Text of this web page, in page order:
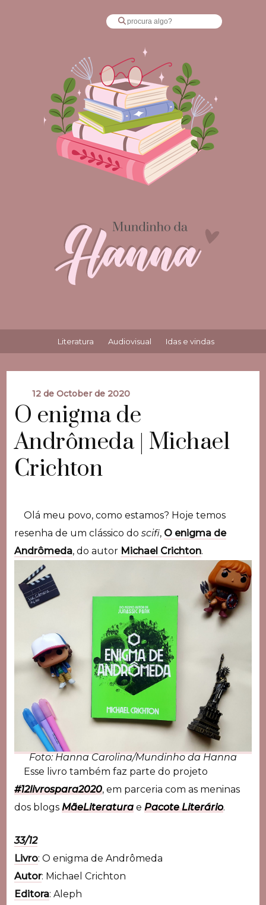
Literatura Audiovisual Idas e vindas
12 de October de 2020
O enigma de
Andrômeda | Michael
Crichton
Olá meu povo, como estamos? Hoje temos
resenha de um clássico do scifi, O enigma de
Andrômeda, do autor Michael Crichton.
Foto: Hanna Carolina/Mundinho da Hanna
Esse livro também faz parte do projeto
#12livrospara2020, em parceria com as meninas
dos blogs MãeLiteraturae Pacote Literário.
33/12
Livro: O enigma de Andrômeda
Autor: Michael Crichton
Editora: Aleph